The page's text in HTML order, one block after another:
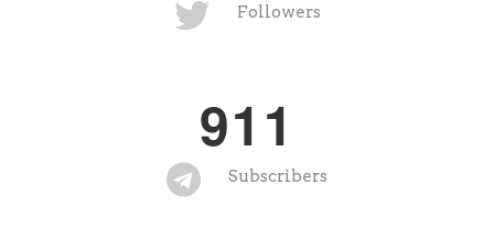
Followers
911
Subscribers